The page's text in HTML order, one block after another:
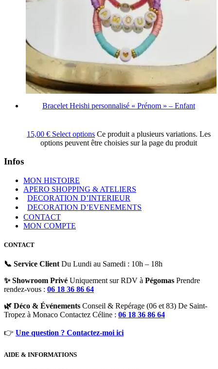
Bracelet Heishi personnalisé « Prénom » – Enfant
15,00 € Select options Ce produit a plusieurs variations. Les
options peuvent être choisies sur la page du produit
Infos
MON HISTOIRE
APERO SHOPPING & ATELIERS
DECORATION D’INTERIEUR
DECORATION D’EVENEMENTS
CONTACT
MON COMPTE
CONTACT
📞 Service Client Du Lundi au Samedi : 10h – 18h
✨ Showroom Privé Uniquement sur RDV à Pégomas Prendre
rendez-vous : 06 18 36 86 64
🌿 Déco & Événements Conseil & Repérage (06 et 83) De Saint-
Tropez à Monaco Contactez Céline : 06 18 36 86 64
👉 Une question ? Contactez-moi ici
AIDE & INFORMATIONS